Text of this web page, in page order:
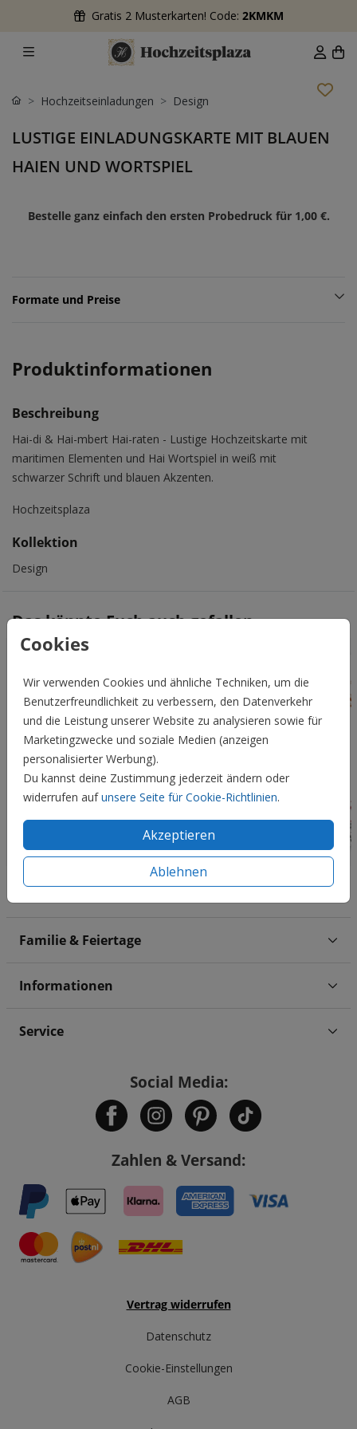
Gratis 2 Musterkarten! Code: 2KMKM
Cookies
Wir verwenden Cookies und ähnliche Techniken, um die
Benutzerfreundlichkeit zu verbessern, den Datenverkehr
und die Leistung unserer Website zu analysieren sowie für
Marketingzwecke und soziale Medien (anzeigen
personalisierter Werbung).
Du kannst deine Zustimmung jederzeit ändern oder
widerrufen aufunsere Seite für Cookie-Richtlinien.
Akzeptieren
Ablehnen
Hochzeitseinladungen Design
LUSTIGE EINLADUNGSKARTE MIT BLAUEN
HAIEN UND WORTSPIEL
Bestelle ganz einfach den ersten Probedruck für 1,00 €.
Formate und Preise
Produktinformationen
Beschreibung
Hai-di & Hai-mbert Hai-raten - Lustige Hochzeitskarte mit
maritimen Elementen und Hai Wortspiel in weiß mit
schwarzer Schrift und blauen Akzenten.
Hochzeitsplaza
Kollektion
Design
Das könnte Euch auch gefallen
Familie & Feiertage
Informationen
Service
Social Media:
Zahlen & Versand:
Vertrag widerrufen
Datenschutz
Cookie-Einstellungen
AGB